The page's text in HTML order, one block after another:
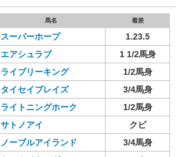
馬名 着差
スーパーホープ
1.23.5
エアシュラブ
1 1/2馬身
ライブリーキング
1/2馬身
タイセイブレイズ
3/4馬身
ライトニングホーク
1/2馬身
サトノアイ
クビ
ノーブルアイランド
3/4馬身